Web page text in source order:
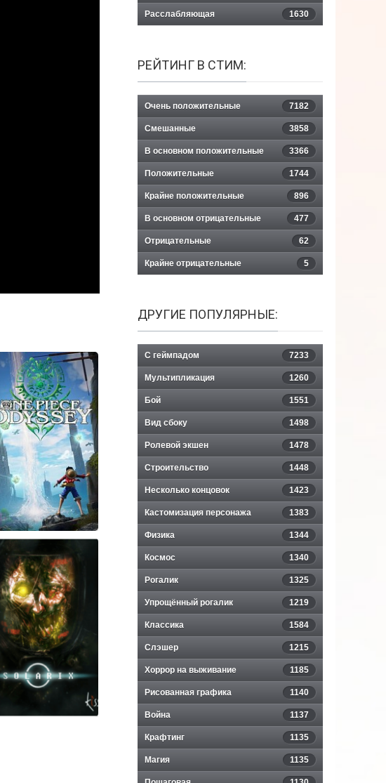
ONE PIECE
ODYSSEY
Расслабляющая 1630
РЕЙТИНГ В СТИМ:
Очень положительные 7182
Смешанные 3858
В основном положительные 3366
Положительные 1744
Крайне положительные 896
В основном отрицательные 477
Отрицательные 62
Крайне отрицательные 5
ДРУГИЕ ПОПУЛЯРНЫЕ:
С геймпадом 7233
Мультипликация 1260
Бой 1551
Вид сбоку 1498
Ролевой экшен 1478
Строительство 1448
Несколько концовок 1423
Кастомизация персонажа 1383
Физика 1344
Космос 1340
Рогалик 1325
Упрощённый рогалик 1219
Классика 1584
Слэшер 1215
Хоррор на выживание 1185
Рисованная графика 1140
Война 1137
Крафтинг 1135
Магия 1135